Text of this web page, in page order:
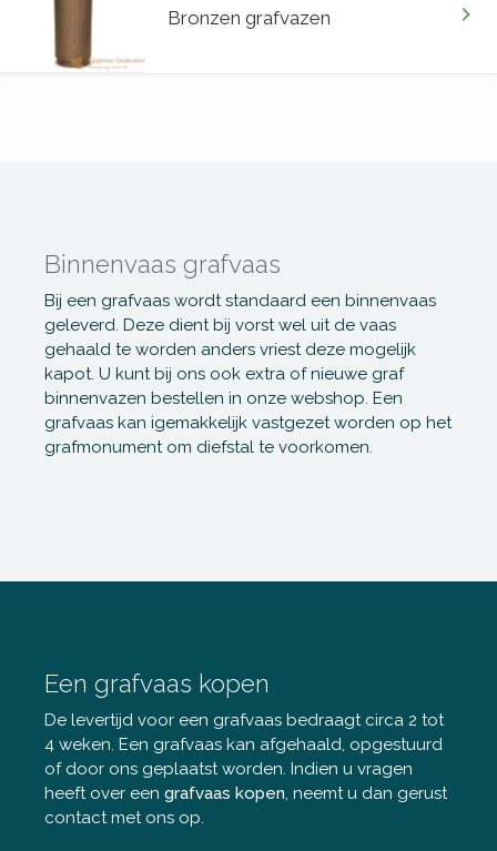
Bronzen grafvazen chevron_right
Binnenvaas grafvaas
Bij een grafvaas wordt standaard een binnenvaas
geleverd. Deze dient bij vorst wel uit de vaas
gehaald te worden anders vriest deze mogelijk
kapot. U kunt bij ons ook extra of nieuwe graf
binnenvazen bestellen in onze webshop. Een
grafvaas kan igemakkelijk vastgezet worden op het
grafmonument om diefstal te voorkomen.
Een grafvaas kopen
De levertijd voor een grafvaas bedraagt circa 2 tot
4 weken. Een grafvaas kan afgehaald, opgestuurd
of door ons geplaatst worden. Indien u vragen
heeft over een grafvaas kopen, neemt u dan gerust
contact met ons op.